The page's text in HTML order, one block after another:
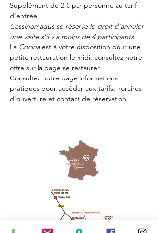
Supplément de 2 € par personne au tarif
d'entrée.
Cassinomagus se réserve le droit d'annuler
une visite s'il y a moins de 4 participants.
La Cocina est à votre disposition pour une
petite restauration le midi, consultez notre
offre sur la page se restaurer.
Consultez notre page informations
pratiques pour accèder aux tarifs, horaires
d'ouverture et contact de réservation.